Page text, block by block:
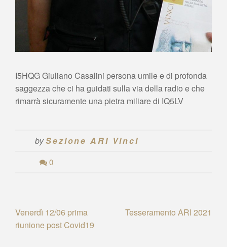
I5HQG Giuliano Casalini persona umile e di profonda
saggezza che ci ha guidati sulla via della radio e che
rimarrà sicuramente una pietra miliare di IQ5LV
bySezione ARI Vinci
0
Navigazione
articoli
Venerdì 12/06 prima
riunione post Covid19
Tesseramento ARI 2021